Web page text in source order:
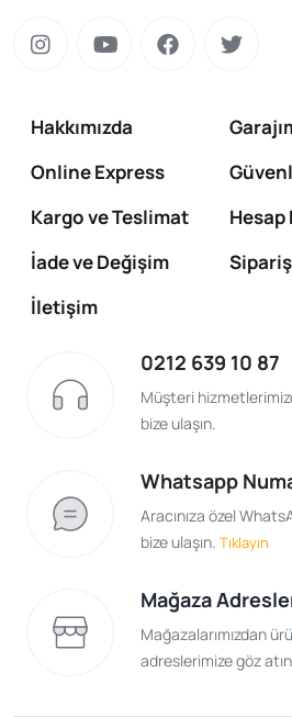
Hakkımızda
Online Express
Kargo ve Teslimat
İade ve Değişim
İletişim
0212 639 10 87
Müşteri
bize ulaşın.
Whatsapp
Aracınıza özel
bize ulaşın. Tıklayın
Mağaza
Mağazalarımızdan
adreslerimize göz